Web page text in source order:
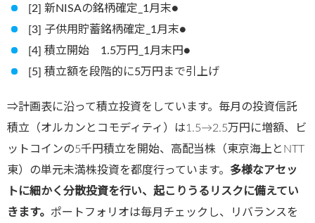
[2] 新NISAの銘柄確定_1月末●
[3] 子供用貯蓄銘柄確定_1月末●
[4] 積立開始 1.5万円_1月末円●
[5] 積立額を段階的に5万円まで引上げ
⇒計画表に沿って積立投資をしています。毎月の投資信託
積立（オルカンとコモディティ）は1.5→2.5万円に増額、ビ
ットコインの5千円積立を開始、高配当株（東京海上とNTT
東）の単元未満株投資を都度行っています。 多様なアセッ
トに細かく分散投資を行い、起こりうるリスクに備えてい
きます。 ポートフォリオは毎月チェックし、リバランスを